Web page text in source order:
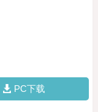
PC下载